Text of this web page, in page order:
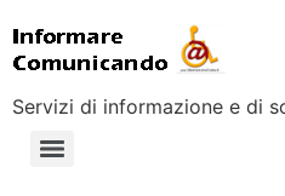
Servizi di informazione e di